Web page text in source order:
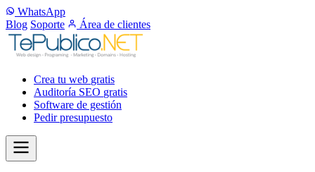
WhatsApp
Blog Soporte Área de clientes
Crea tu web gratis
Auditoría SEO gratis
Software de gestión
Pedir presupuesto